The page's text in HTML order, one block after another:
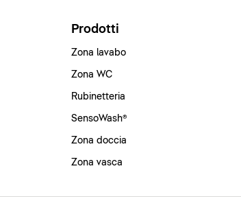
Prodotti
Zona lavabo
Zona WC
Rubinetteria
SensoWash®
Zona doccia
Zona vasca